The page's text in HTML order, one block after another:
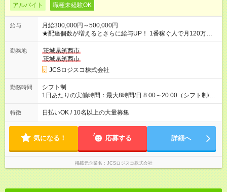
アルバイト 職種未経験OK
給与
月給300,000円～500,000円
★配達個数が増えるとさらに給与UP！ 1番稼ぐ人で月120万ほ
ど！ ・主要都市エリア 月収55万円／週5日稼働 月収65万~112
万円／週6日稼働 ・地方郊外エリア 月収40万円／週5日稼働 月
収40万円~50万円／週6日稼働 ＜モデルイメージ＞ ■月収50万
円 (27歳男性/江東区在住)※元建築関係 1日150個配達×25日勤務
(日休み) ■月収80万円(43歳男性/墨田区在住)※元営業 1日200個
勤務地
茨城県筑西市
茨城県筑西市
JCSロジスコ株式会社
勤務時間
シフト制
1日あたりの実働時間：最大8時間/日 8:00～20:00（シフト制/実
働8時間） ※週5日勤務（場所次第では週4も有り） ※配達状況に
よって時間外での勤務可能性有り ※案件により多少の前後あり
特徴 日払いOK / 10名以上の大量募集
気になる！ 応募する 詳細へ
掲載元企業名 JCSロジスコ株式会社